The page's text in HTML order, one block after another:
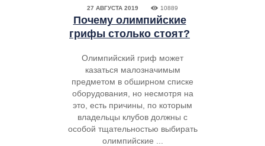
27 АВГУСТА 2019 10889
Почему олимпийские
грифы столько стоят?
Олимпийский гриф может
казаться малозначимым
предметом в обширном списке
оборудования, но несмотря на
это, есть причины, по которым
владельцы клубов должны с
особой тщательностью выбирать
олимпийские ...